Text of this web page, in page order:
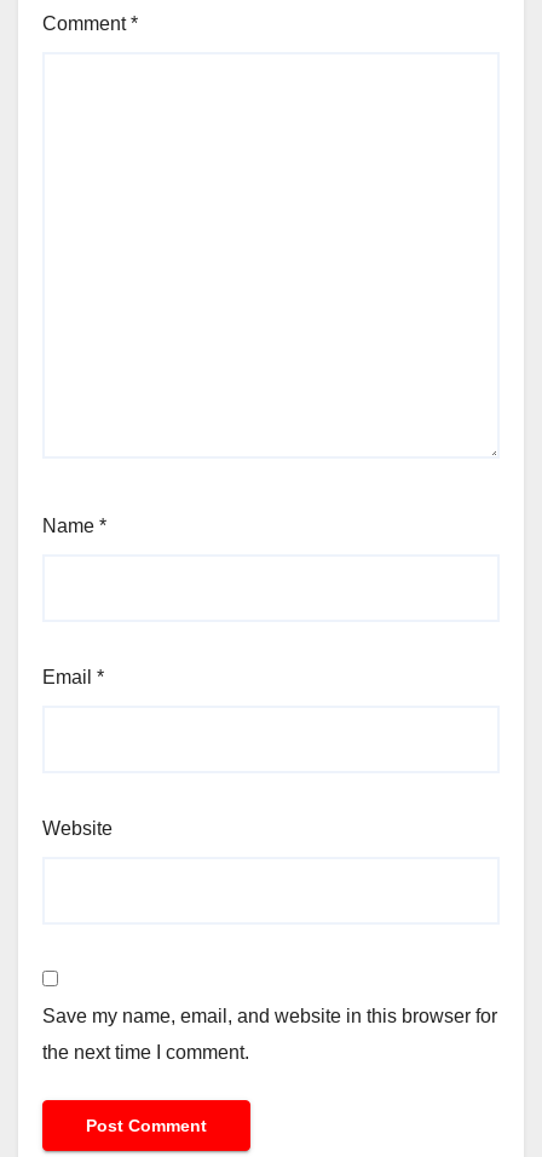
Comment*
Name *
Email *
Website
Save my name, email, and website in this browser for
the next time I comment.